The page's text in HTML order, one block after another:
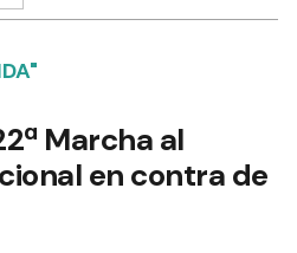
Marcha al
en contra de